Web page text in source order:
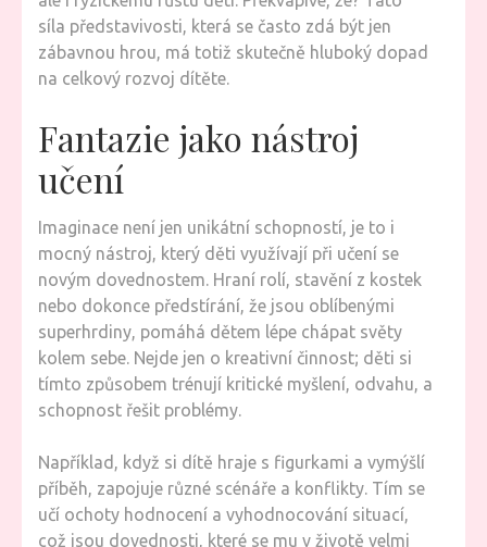
síla představivosti, která se často zdá být jen
zábavnou hrou, má totiž skutečně hluboký dopad
na celkový rozvoj dítěte.
Fantazie jako nástroj
učení
Imaginace není jen unikátní schopností, je to i
mocný nástroj, který děti využívají při učení se
novým dovednostem. Hraní rolí, stavění z kostek
nebo dokonce předstírání, že jsou oblíbenými
superhrdiny, pomáhá dětem lépe chápat světy
kolem sebe. Nejde jen o kreativní činnost; děti si
tímto způsobem trénují kritické myšlení, odvahu, a
schopnost řešit problémy.
Například, když si dítě hraje s figurkami a vymýšlí
příběh, zapojuje různé scénáře a konflikty. Tím se
učí ochoty hodnocení a vyhodnocování situací,
což jsou dovednosti, které se mu v životě velmi